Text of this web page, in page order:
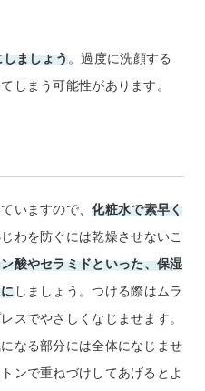
ましょう。過度に洗顔する
しまう可能性があります。
いますので、化粧水で素早く
わを防ぐには乾燥させないこ
酸やセラミドといった、保湿
しましょう。つける際はムラ
スでやさしくなじませます。
なる部分には全体になじませ
ンで重ねづけしてあげるとよ